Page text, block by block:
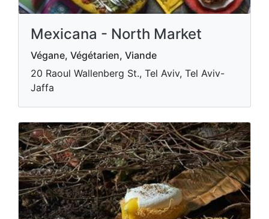
Mexicana - North Market
Végane, Végétarien, Viande
20 Raoul Wallenberg St., Tel Aviv, Tel Aviv-
Jaffa